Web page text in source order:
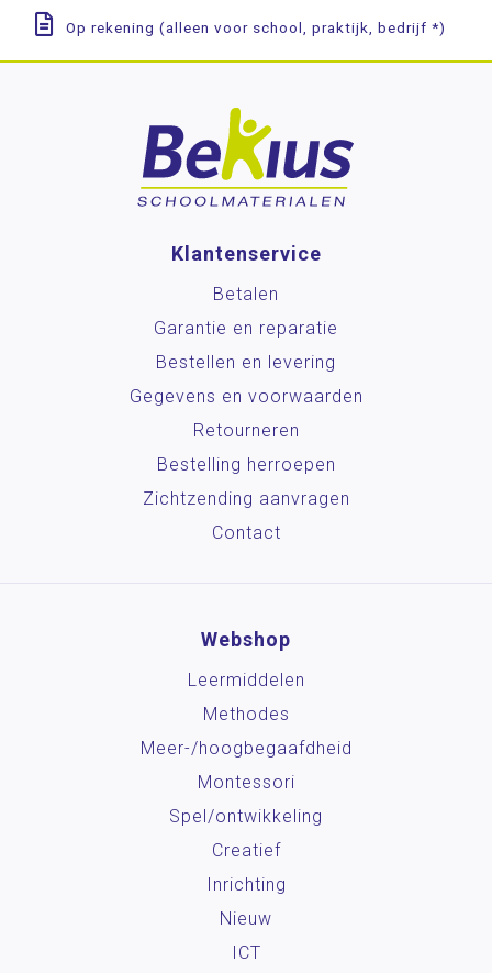
Ajodakt
Sociaal-emotionele ontwikkeling
Posters en onderleggers
Kunstzinnige vorming
Op rekening (alleen voor school, praktijk, bedrijf *)
Klantenservice
Betalen
Garantie en reparatie
Bestellen en levering
Gegevens en voorwaarden
Retourneren
Bestelling herroepen
Zichtzending aanvragen
Contact
Webshop
Leermiddelen
Methodes
Meer-/hoog­begaafdheid
Montessori
Spel/ontwikkeling
Creatief
Inrichting
Nieuw
ICT